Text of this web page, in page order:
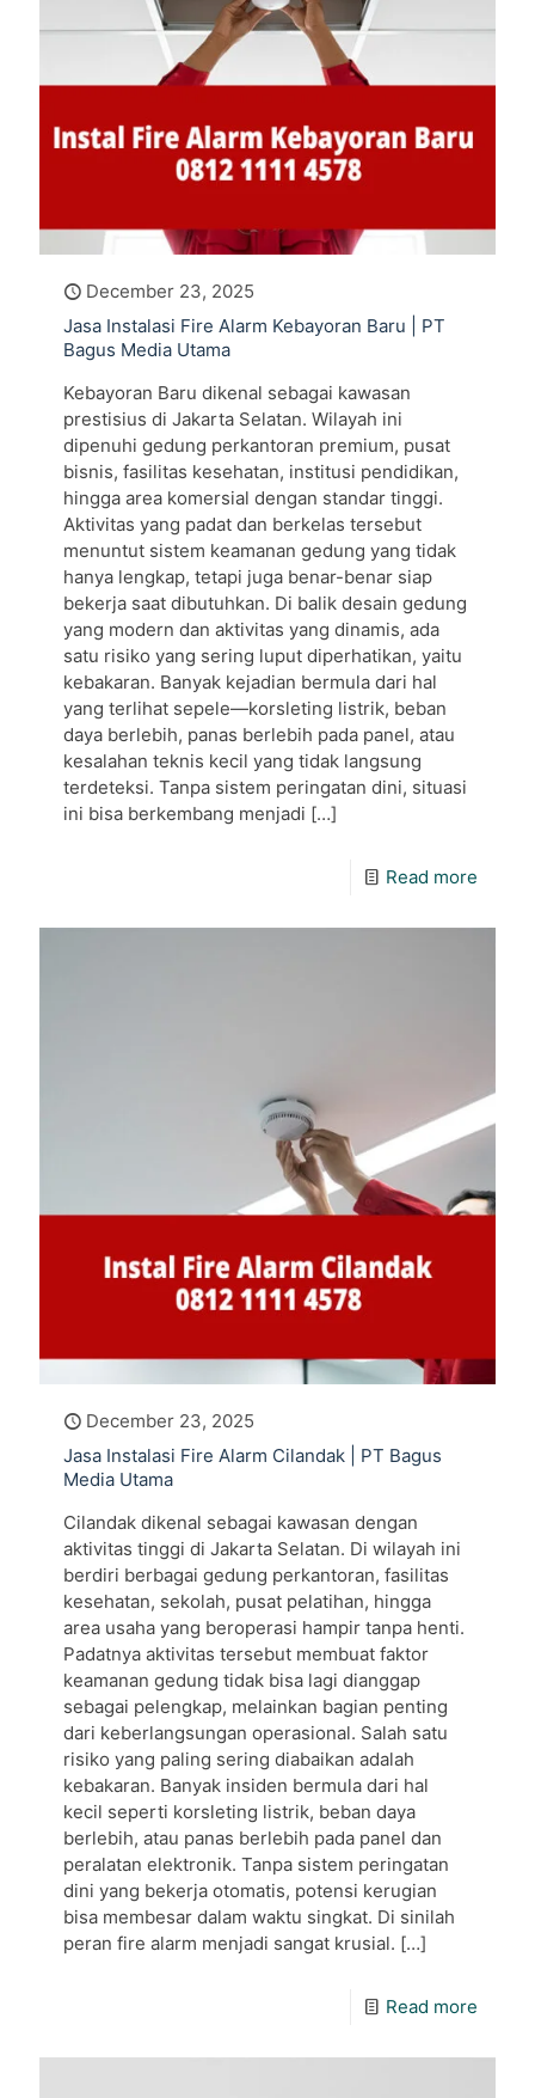
December 23, 2025
Jasa Instalasi Fire Alarm Kebayoran Baru | PT
Bagus Media Utama
Kebayoran Baru dikenal sebagai kawasan
prestisius di Jakarta Selatan. Wilayah ini
dipenuhi gedung perkantoran premium, pusat
bisnis, fasilitas kesehatan, institusi pendidikan,
hingga area komersial dengan standar tinggi.
Aktivitas yang padat dan berkelas tersebut
menuntut sistem keamanan gedung yang tidak
hanya lengkap, tetapi juga benar-benar siap
bekerja saat dibutuhkan. Di balik desain gedung
yang modern dan aktivitas yang dinamis, ada
satu risiko yang sering luput diperhatikan, yaitu
kebakaran. Banyak kejadian bermula dari hal
yang terlihat sepele—korsleting listrik, beban
daya berlebih, panas berlebih pada panel, atau
kesalahan teknis kecil yang tidak langsung
terdeteksi. Tanpa sistem peringatan dini, situasi
ini bisa berkembang menjadi […]
Read more
December 23, 2025
Jasa Instalasi Fire Alarm Cilandak | PT Bagus
Media Utama
Cilandak dikenal sebagai kawasan dengan
aktivitas tinggi di Jakarta Selatan. Di wilayah ini
berdiri berbagai gedung perkantoran, fasilitas
kesehatan, sekolah, pusat pelatihan, hingga
area usaha yang beroperasi hampir tanpa henti.
Padatnya aktivitas tersebut membuat faktor
keamanan gedung tidak bisa lagi dianggap
sebagai pelengkap, melainkan bagian penting
dari keberlangsungan operasional. Salah satu
risiko yang paling sering diabaikan adalah
kebakaran. Banyak insiden bermula dari hal
kecil seperti korsleting listrik, beban daya
berlebih, atau panas berlebih pada panel dan
peralatan elektronik. Tanpa sistem peringatan
dini yang bekerja otomatis, potensi kerugian
bisa membesar dalam waktu singkat. Di sinilah
peran fire alarm menjadi sangat krusial. […]
Read more